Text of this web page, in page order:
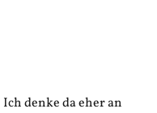
denke da eher an